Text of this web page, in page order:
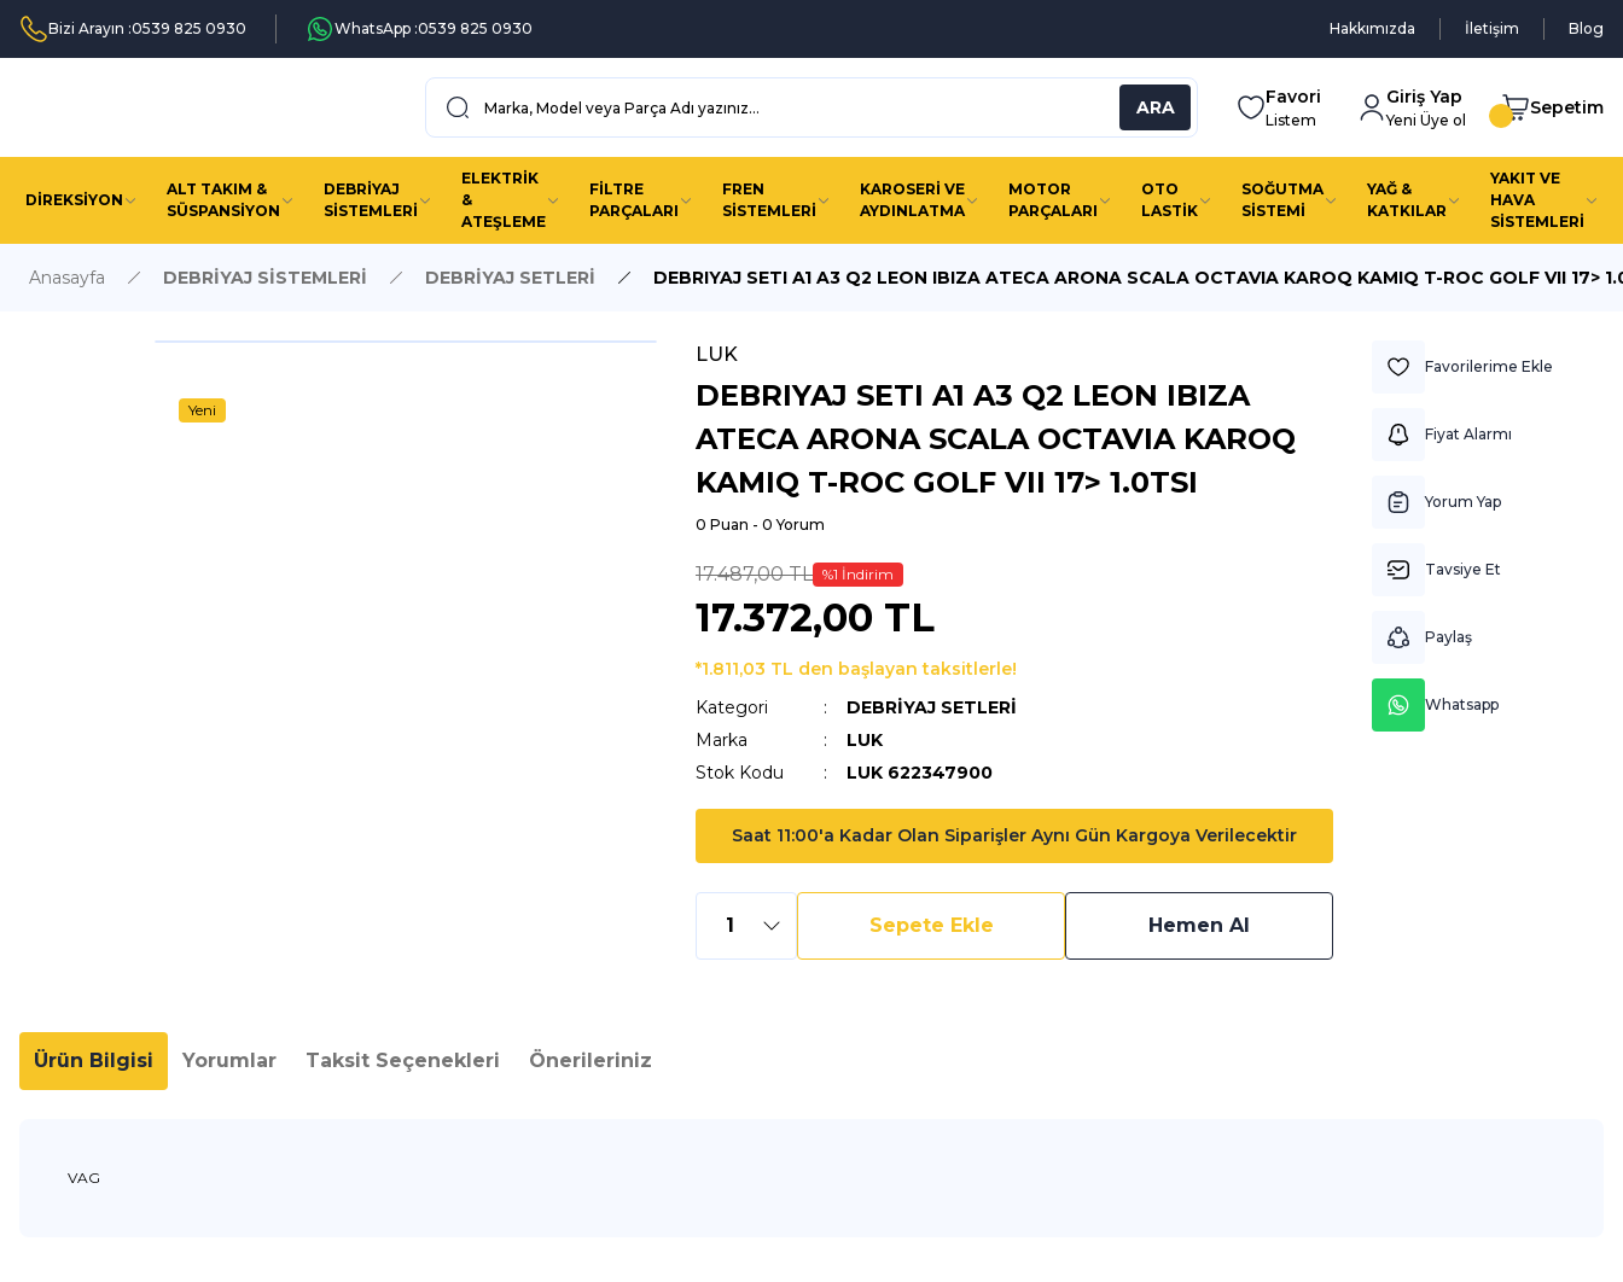
Bizi Arayın :0539 825 0930 WhatsApp :0539 825 0930 Hakkımızda İletişim Blog
ARA Favori
Listem
Giriş Yap
Yeni Üye ol
Sepetim
DİREKSİYON
ALT TAKIM &
SÜSPANSİYON
DEBRİYAJ
SİSTEMLERİ
ELEKTRİK
&
ATEŞLEME
FİLTRE
PARÇALARI
FREN
SİSTEMLERİ
KAROSERİ VE
AYDINLATMA
MOTOR
PARÇALARI
OTO
LASTİK
SOĞUTMA
SİSTEMİ
YAĞ &
KATKILAR
YAKIT VE
HAVA
SİSTEMLERİ
Anasayfa DEBRİYAJ SİSTEMLERİ DEBRİYAJ SETLERİ DEBRIYAJ SETI A1 A3 Q2 LEON IBIZA ATECA ARONA SCALA OCTAVIA KAROQ KAMIQ T-ROC GOLF VII 17>
Yeni
LUK
DEBRIYAJ SETI A1 A3 Q2 LEON IBIZA
ATECA ARONA SCALA OCTAVIA KAROQ
KAMIQ T-ROC GOLF VII 17> 1.0TSI
0 Puan - 0 Yorum
17.487,00 TL %1 İndirim
17.372,00 TL
*1.811,03 TL den başlayan taksitlerle!
Kategori
DEBRİYAJ SETLERİ
Marka
LUK
Stok Kodu
LUK 622347900
Saat 11:00'a Kadar Olan Siparişler Aynı Gün Kargoya Verilecektir
Sepete Ekle Hemen Al
Fiyat Alarmı
Yorum Yap
Tavsiye Et
Paylaş
Whatsapp
Ürün Bilgisi Yorumlar Taksit Seçenekleri Önerileriniz
VAG